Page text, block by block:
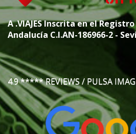
A.VIAJESInscrita en el Registro
Andalucía C.I.AN-186966-2 -
4.9 ***** REVIEWS / PULSA